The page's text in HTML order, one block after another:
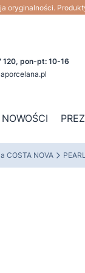
oryginalności.
120, pon-pt: 10-16
NOWOŚCI
COSTA NOVA